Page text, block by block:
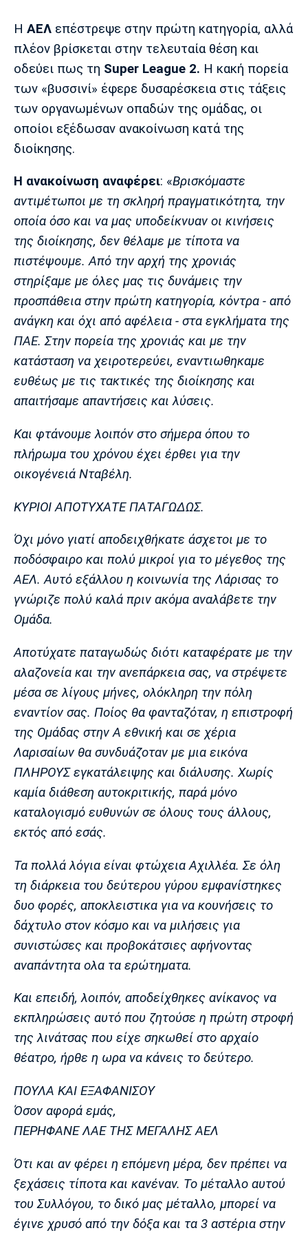
Πολιτισμός
Τραγούδια
Cine Spot
Running
Παρασκήνιο
Πρόγραμμα TV
Ιωνικός Κηφισιά Πανσερραϊκός
Μπαρτσελόνα
Μάντσεστερ
Γιουνάιτεντ
Λίβερπουλ
Μάντσεστερ
Σίτι
Γιουβέντους
Μπορούσια
Μονακό
Ερυθρός
Αστέρας
Τότεναμ
Η ΑΕΛ επέστρεψε στην πρώτη κατηγορία, αλλά
πλέον βρίσκεται στην τελευταία θέση και
οδεύει πως τη Super League 2. H κακή πορεία
των «βυσσινί» έφερε δυσαρέσκεια στις τάξεις
των οργανωμένων οπαδών της ομάδας, οι
οποίοι εξέδωσαν ανακοίνωση κατά της
διοίκησης.
Η ανακοίνωση αναφέρει: «Βρισκόμαστε
αντιμέτωποι με τη σκληρή πραγματικότητα, την
οποία όσο και να μας υποδείκνυαν οι κινήσεις
της διοίκησης, δεν θέλαμε με τίποτα να
πιστέψουμε. Από την αρχή της χρονιάς
στηρίξαμε με όλες μας τις δυνάμεις την
προσπάθεια στην πρώτη κατηγορία, κόντρα - από
ανάγκη και όχι από αφέλεια - στα εγκλήματα της
ΠΑΕ. Στην πορεία της χρονιάς και με την
κατάσταση να χειροτερεύει, εναντιωθηκαμε
ευθέως με τις τακτικές της διοίκησης και
απαιτήσαμε απαντήσεις και λύσεις.
Και φτάνουμε λοιπόν στο σήμερα όπου το
πλήρωμα του χρόνου έχει έρθει για την
οικογένειά Νταβέλη.
ΚΥΡΙΟΙ ΑΠΟΤΥΧΑΤΕ ΠΑΤΑΓΩΔΩΣ.
Όχι μόνο γιατί αποδειχθήκατε άσχετοι με το
ποδόσφαιρο και πολύ μικροί για το μέγεθος της
ΑΕΛ. Αυτό εξάλλου η κοινωνία της Λάρισας το
γνώριζε πολύ καλά πριν ακόμα αναλάβετε την
Ομάδα.
Αποτύχατε παταγωδώς διότι καταφέρατε με την
αλαζονεία και την ανεπάρκεια σας, να στρέψετε
μέσα σε λίγους μήνες, ολόκληρη την πόλη
εναντίον σας. Ποίος θα φανταζόταν, η επιστροφή
της Ομάδας στην Α εθνική και σε χέρια
Λαρισαίων θα συνδυάζοταν με μια εικόνα
ΠΛΗΡΟΥΣ εγκατάλειψης και διάλυσης. Χωρίς
καμία διάθεση αυτοκριτικής, παρά μόνο
καταλογισμό ευθυνών σε όλους τους άλλους,
εκτός από εσάς.
Τα πολλά λόγια είναι φτώχεια Αχιλλέα. Σε όλη
τη διάρκεια του δεύτερου γύρου εμφανίστηκες
δυο φορές, αποκλειστικα για να κουνήσεις το
δάχτυλο στον κόσμο και να μιλήσεις για
συνιστώσες και προβοκάτσιες αφήνοντας
αναπάντητα ολα τα ερώτηματα.
Και επειδή, λοιπόν, αποδείχθηκες ανίκανος να
εκπληρώσεις αυτό που ζητούσε η πρώτη στροφή
της λινάτσας που είχε σηκωθεί στο αρχαίο
θέατρο, ήρθε η ωρα να κάνεις το δεύτερο.
ΠΟΥΛΑ ΚΑΙ ΕΞΑΦΑΝΙΣΟΥ
Όσον αφορά εμάς,
ΠΕΡΗΦΑΝΕ ΛΑΕ ΤΗΣ ΜΕΓΑΛΗΣ ΑΕΛ
Ότι και αν φέρει η επόμενη μέρα, δεν πρέπει να
ξεχάσεις τίποτα και κανέναν. Το μέταλλο αυτού
του Συλλόγου, το δικό μας μέταλλο, μπορεί να
έγινε χρυσό από την δόξα και τα 3 αστέρια στην